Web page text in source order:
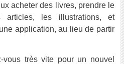
acheter des livres, prendre le
articles, les illustrations, et
application, au lieu de partir
vous très vite pour un nouvel